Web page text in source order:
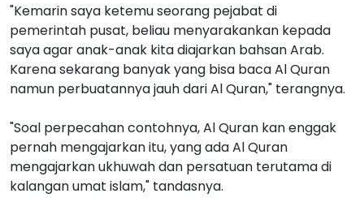
"Kemarin saya ketemu seorang pejabat di
pemerintah pusat, beliau menyarakankan kepada
saya agar anak-anak kita diajarkan bahsan Arab.
Karena sekarang banyak yang bisa baca Al Quran
namun perbuatannya jauh dari Al Quran," terangnya.
"Soal perpecahan contohnya, Al Quran kan enggak
pernah mengajarkan itu, yang ada Al Quran
mengajarkan ukhuwah dan persatuan terutama di
kalangan umat islam," tandasnya.